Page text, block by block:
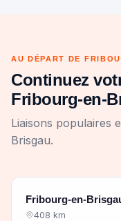
AU DÉPART DE
Continuez
Fribourg-en-
Liaisons populaires
Brisgau.
Fribourg-en-
408 km